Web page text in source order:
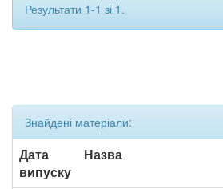
Результати 1-1 зі 1.
Знайдені матеріали:
Дата
випуску
Назва